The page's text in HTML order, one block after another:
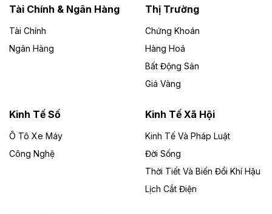
Lai
Bốn doanh nghiệp có sự góp vốn của Công ty Cổ
phần Tập đoàn Đức Long Gia Lai (HoSE: DLG) được
Gia Lai với tổng vốn hơn 4.750 tỷ đồng.
Đồng Nai cho thuê gần 59 ha đất làm khu
công nghiệp ở Long Thành
UBND TP Đồng Nai cho Công ty Amata thuê gần 59 ha
đất để đầu tư khu công nghiệp công nghệ cao Long
Tài Chính & Ngân Hàng
Tài Chính
Ngân Hàng
Thị Trường
Chứng Khoán
Hàng Hoá
Bất Động Sản
Giá Vàng
Kinh Tế Số
Ô Tô Xe Máy
Công Nghệ
Kinh Tế Xã Hội
Kinh Tế Và Pháp Luật
Đời Sống
Thời Tiết Và Biến Đổi Khí Hậu
Lịch Cắt Điện